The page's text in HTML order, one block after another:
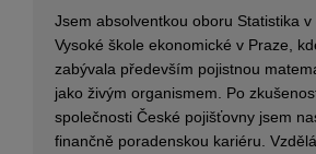
Jsem absolventkou oboru Statistika v
Vysoké škole ekonomické v Praze,
zabývala především pojistnou
jako živým organismem. Po
společnosti České pojišťovny jsem
finančně poradenskou kariéru.